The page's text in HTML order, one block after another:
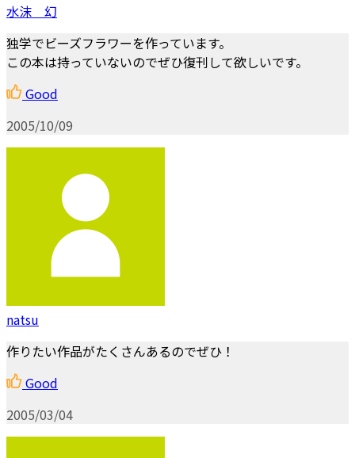
水沫 幻
独学でビーズフラワーを作っています。
この本は持っていないのでぜひ復刊して欲しいです。
Good
2005/10/09
natsu
作りたい作品がたくさんあるのでぜひ！
Good
2005/03/04